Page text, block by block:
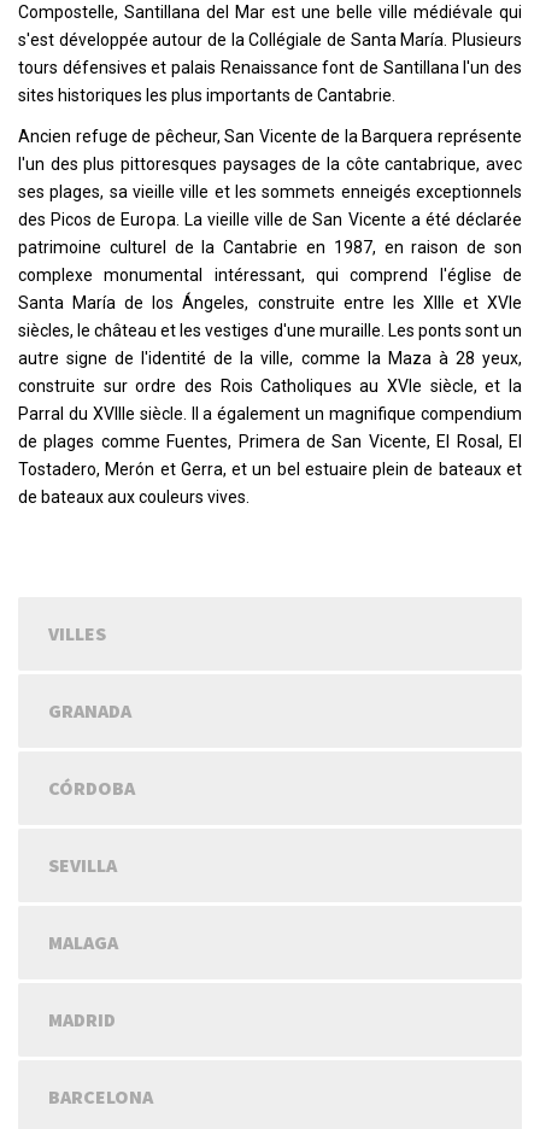
Compostelle, Santillana del Mar est une belle ville médiévale qui
s'est développée autour de la Collégiale de Santa María. Plusieurs
tours défensives et palais Renaissance font de Santillana l'un des
sites historiques les plus importants de Cantabrie.
Ancien refuge de pêcheur, San Vicente de la Barquera représente
l'un des plus pittoresques paysages de la côte cantabrique, avec
ses plages, sa vieille ville et les sommets enneigés exceptionnels
des Picos de Europa. La vieille ville de San Vicente a été déclarée
patrimoine culturel de la Cantabrie en 1987, en raison de son
complexe monumental intéressant, qui comprend l'église de
Santa María de los Ángeles, construite entre les XIIIe et XVIe
siècles, le château et les vestiges d'une muraille. Les ponts sont un
autre signe de l'identité de la ville, comme la Maza à 28 yeux,
construite sur ordre des Rois Catholiques au XVIe siècle, et la
Parral du XVIIIe siècle. Il a également un magnifique compendium
de plages comme Fuentes, Primera de San Vicente, El Rosal, El
Tostadero, Merón et Gerra, et un bel estuaire plein de bateaux et
de bateaux aux couleurs vives.
VILLES
GRANADA
CÓRDOBA
SEVILLA
MALAGA
MADRID
BARCELONA